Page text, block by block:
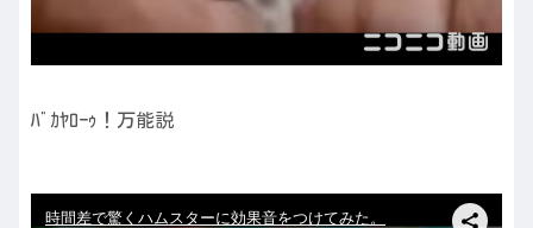
ﾊﾞｶﾔﾛｰｩ！万能説